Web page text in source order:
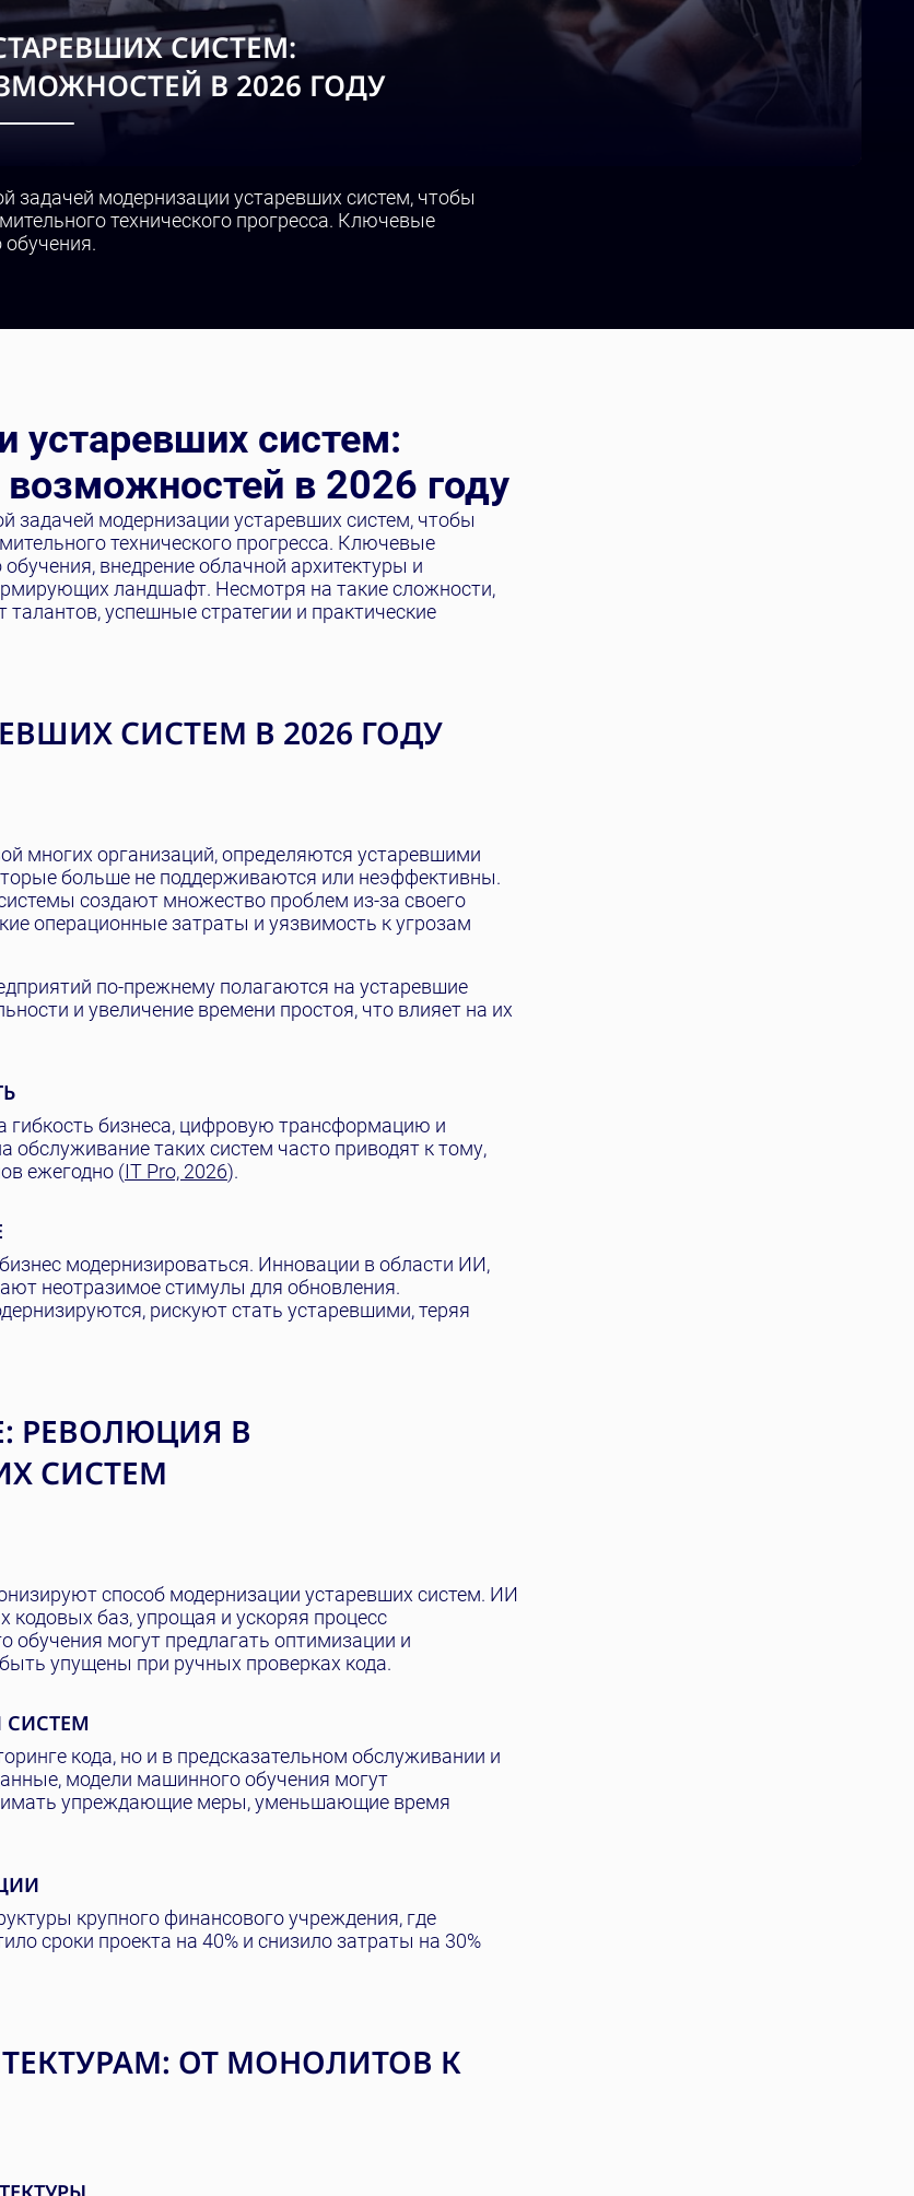
СИСТЕМ:
В 2026 ГОДУ
задачей модернизации устаревших систем, чтобы
технического прогресса. Ключевые
устаревших систем:
в 2026 году
задачей модернизации устаревших систем, чтобы
технического прогресса. Ключевые
внедрение облачной архитектуры и
ландшафт. Несмотря на такие сложности,
успешные стратегии и практические
СИСТЕМ В 2026 ГОДУ
многих организаций, определяются устаревшими
больше не поддерживаются или неэффективны.
создают множество проблем из-за своего
операционные затраты и уязвимость к угрозам
по-прежнему полагаются на устаревшие
и увеличение времени простоя, что влияет на их
гибкость бизнеса, цифровую трансформацию и
обслуживание таких систем часто приводят к тому,
ежегодно (IT Pro, 2026).
модернизироваться. Инновации в области ИИ,
неотразимое стимулы для обновления.
рискуют стать устаревшими, теряя
РЕВОЛЮЦИЯ В
СИСТЕМ
способ модернизации устаревших систем. ИИ
кодовых баз, упрощая и ускоряя процесс
могут предлагать оптимизации и
упущены при ручных проверках кода.
кода, но и в предсказательном обслуживании и
модели машинного обучения могут
упреждающие меры, уменьшающие время
крупного финансового учреждения, где
сроки проекта на 40% и снизило затраты на 30%
ОТ МОНОЛИТОВ К